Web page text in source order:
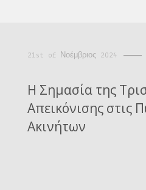
21st of Νοέμβριος 2024
Η Σημασία της
Απεικόνισης στις
Ακινήτων